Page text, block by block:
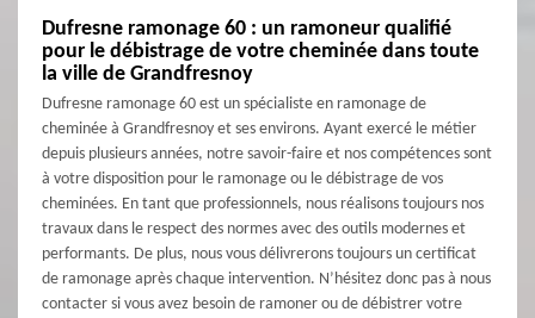
Dufresne ramonage 60 : un ramoneur qualifié
pour le débistrage de votre cheminée dans toute
la ville de Grandfresnoy
Dufresne ramonage 60 est un spécialiste en ramonage de
cheminée à Grandfresnoy et ses environs. Ayant exercé le métier
depuis plusieurs années, notre savoir-faire et nos compétences sont
à votre disposition pour le ramonage ou le débistrage de vos
cheminées. En tant que professionnels, nous réalisons toujours nos
travaux dans le respect des normes avec des outils modernes et
performants. De plus, nous vous délivrerons toujours un certificat
de ramonage après chaque intervention. N’hésitez donc pas à nous
contacter si vous avez besoin de ramoner ou de débistrer votre